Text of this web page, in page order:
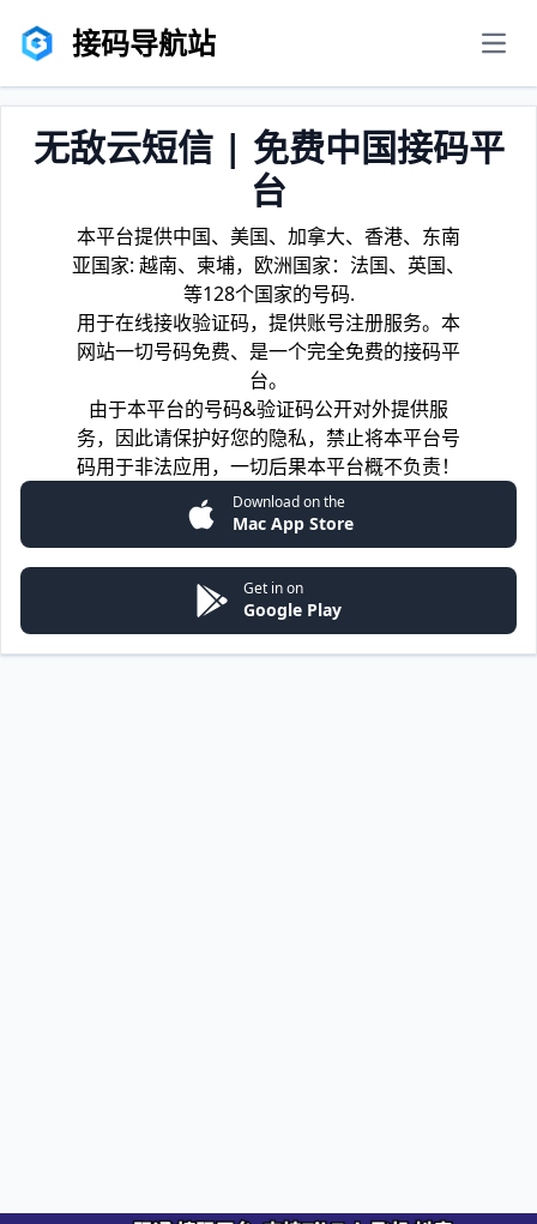
接码导航站
无敌云短信 | 免费中国接码平
台
本平台提供中国、美国、加拿大、香港、东南
亚国家: 越南、柬埔，欧洲国家：法国、英国、
等128个国家的号码.
用于在线接收验证码，提供账号注册服务。本
网站一切号码免费、是一个完全免费的接码平
台。
由于本平台的号码&验证码公开对外提供服
务，因此请保护好您的隐私，禁止将本平台号
码用于非法应用，一切后果本平台概不负责！
Download on the
Mac App Store
Get in on
Google Play